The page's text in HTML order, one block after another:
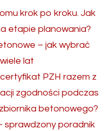
krok po kroku. Jak
etapie planowania?
– jak wybrać
lat
PZH razem z
zgodności podczas
betonowego?
sprawdzony poradnik